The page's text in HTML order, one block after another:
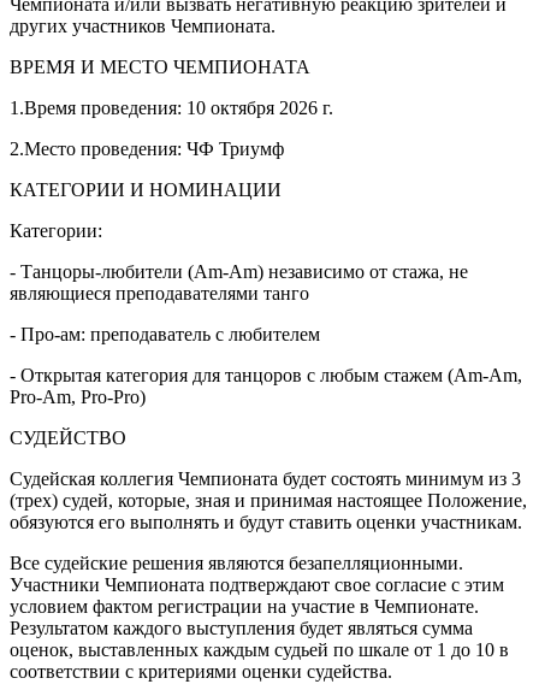
Чемпионата и/или вызвать негативную реакцию зрителей и
других участников Чемпионата.
ВРЕМЯ И МЕСТО ЧЕМПИОНАТА
1.Время проведения: 10 октября 2026 г.
2.Место проведения: ЧФ Триумф
КАТЕГОРИИ И НОМИНАЦИИ
Категории:
- Танцоры-любители (Am-Am) независимо от стажа, не
являющиеся преподавателями танго
- Про-ам: преподаватель с любителем
- Открытая категория для танцоров с любым стажем (Am-Am,
Pro-Am, Pro-Pro)
СУДЕЙСТВО
Судейская коллегия Чемпионата будет состоять минимум из 3
(трех) судей, которые, зная и принимая настоящее Положение,
обязуются его выполнять и будут ставить оценки участникам.
Все судейские решения являются безапелляционными.
Участники Чемпионата подтверждают свое согласие с этим
условием фактом регистрации на участие в Чемпионате.
Результатом каждого выступления будет являться сумма
оценок, выставленных каждым судьей по шкале от 1 до 10 в
соответствии с критериями оценки судейства.